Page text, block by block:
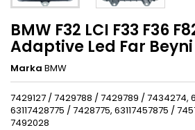
BMW F32 LCI F33 F36
Adaptive Led Far
Marka BMW
7429127 / 7429788 / 7429789 / 7434274,
63117428775 / 7428775, 63117457875 /
7492028